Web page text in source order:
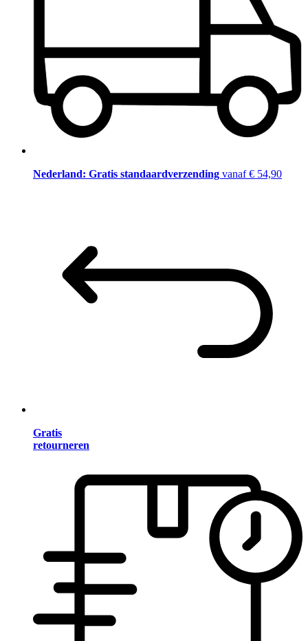
Nederland: Gratis standaardverzending vanaf € 54,90
Gratis
retourneren